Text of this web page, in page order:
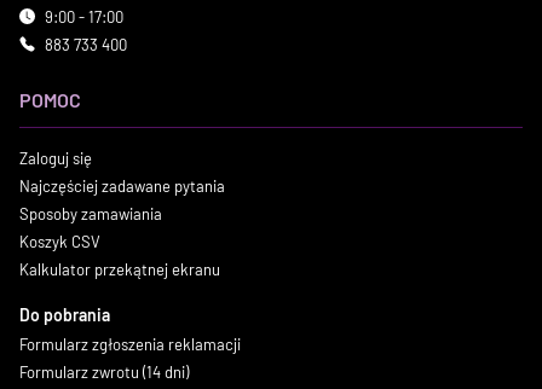
9:00 - 17:00
883 733 400
POMOC
Zaloguj się
Najczęściej zadawane pytania
Sposoby zamawiania
Koszyk CSV
Kalkulator przekątnej ekranu
Do pobrania
Formularz zgłoszenia reklamacji
Formularz zwrotu (14 dni)